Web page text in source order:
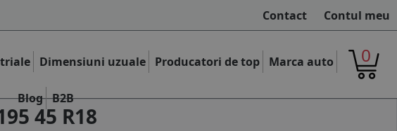
Contact Contul meu
Dimensiuni uzuale Producatori de top Marca auto
Blog B2B
0
45 R18